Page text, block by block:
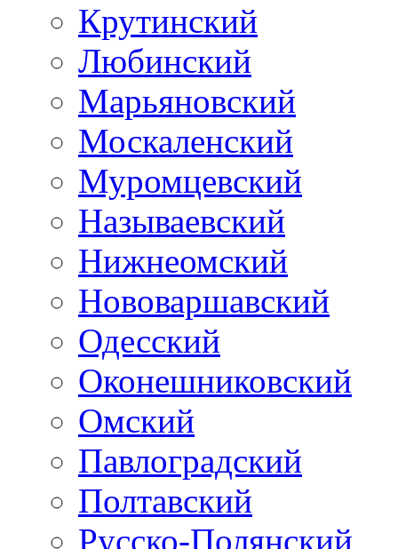
Крутинский
Любинский
Марьяновский
Москаленский
Муромцевский
Называевский
Нижнеомский
Нововаршавский
Одесский
Оконешниковский
Омский
Павлоградский
Полтавский
Русско-Полянский